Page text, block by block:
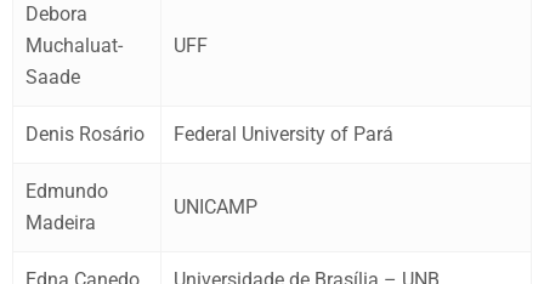
Debora
Muchaluat-
Saade
UFF
Denis Rosário Federal University of Pará
Edmundo
Madeira
UNICAMP